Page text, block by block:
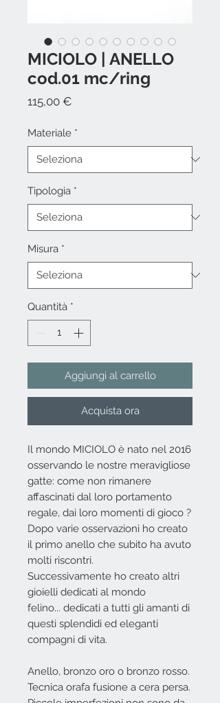
MICIOLO | ANELLO
cod.01 mc/ring
115,00 €
Materiale *
Tipologia *
Misura *
Quantità *
Aggiungi al carrello
Acquista ora
Il mondo MICIOLO è nato nel 2016
osservando le nostre meravigliose
gatte: come non rimanere
affascinati dal loro portamento
regale, dai loro momenti di gioco ?
Dopo varie osservazioni ho creato
il primo anello che subito ha avuto
molti riscontri.
Successivamente ho creato altri
gioielli dedicati al mondo
felino... dedicati a tutti gli amanti di
questi splendidi ed eleganti
compagni di vita.
Anello, bronzo oro o bronzo rosso.
Tecnica orafa fusione a cera persa.